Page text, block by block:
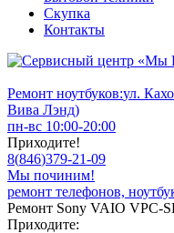
Скупка
Контакты
Ремонт ноутбуков:ул.
Вива Лэнд)
пн-вс 10:00-20:00
Приходите!
8(846)379-21-09
Мы починим!
ремонт телефонов,
Ремонт Sony VAIO VPC-
Приходите: